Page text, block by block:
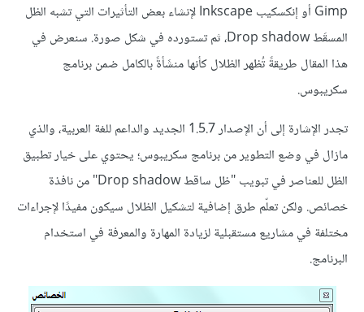
Gimp أو إنكسكيب Inkscape لإنشاء بعض التأثيرات التي تشبه الظل
المسقَط Drop shadow، ثم تستورده في شكل صورة. سنعرض في
هذا المقال طريقةً تُظهر الظلال كأنها منشَأةً بالكامل ضمن برنامج
سكريبوس.
تجدر الإشارة إلى أن الإصدار 1.5.7 الجديد والداعم للغة العربية، والذي
مازال في وضع التطوير من برنامج سكريبوس؛ يحتوي على خيار تطبيق
الظل للعناصر في تبويب "ظل ساقط Drop shadow" من نافذة
خصائص. ولكن تعلّم طرق إضافية لتشكيل الظلال سيكون مفيدًا لإجراءات
مختلفة في مشاريع مستقبلية لزيادة المهارة والمعرفة في استخدام
البرنامج.